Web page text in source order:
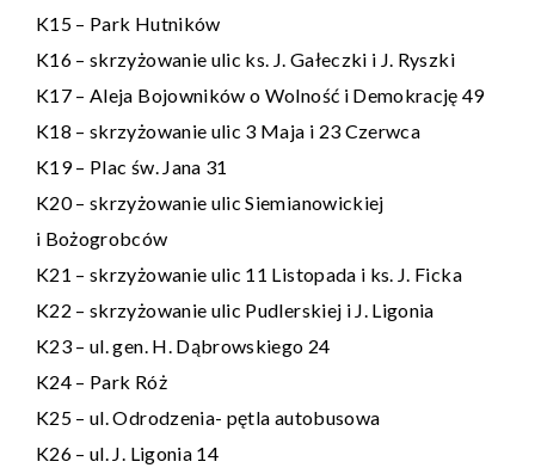
K15 – Park Hutników
K16 – skrzyżowanie ulic ks. J. Gałeczki i J. Ryszki
K17 – Aleja Bojowników o Wolność i Demokrację 49
K18 – skrzyżowanie ulic 3 Maja i 23 Czerwca
K19 – Plac św. Jana 31
K20 – skrzyżowanie ulic Siemianowickiej
i Bożogrobców
K21 – skrzyżowanie ulic 11 Listopada i ks. J. Ficka
K22 – skrzyżowanie ulic Pudlerskiej i J. Ligonia
K23 – ul. gen. H. Dąbrowskiego 24
K24 – Park Róż
K25 – ul. Odrodzenia- pętla autobusowa
K26 – ul. J. Ligonia 14